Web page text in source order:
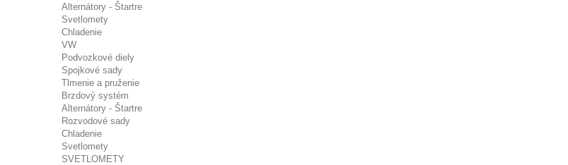
Alternátory - Štartre
Svetlomety
Chladenie
VW
Podvozkové diely
Spojkové sady
Tlmenie a pruženie
Brzdový systém
Alternátory - Štartre
Rozvodové sady
Chladenie
Svetlomety
SVETLOMETY